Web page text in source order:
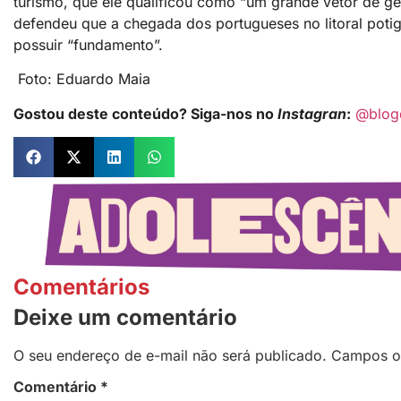
defendeu que a chegada dos portugueses no litoral
possuir “fundamento”.
Foto: Eduardo Maia
Gostou deste conteúdo? Siga-nos no Instagran:
Comentários
Deixe um comentário
O seu endereço de e-mail não será publicado. Campos
Comentário *